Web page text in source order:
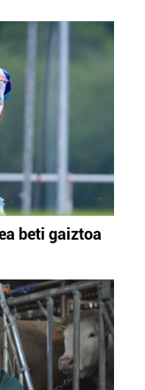
beti gaiztoa